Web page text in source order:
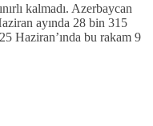
kalmadı. Azerbaycan
ayında 28 bin 315
Haziran’ında bu rakam 9